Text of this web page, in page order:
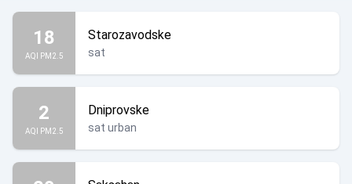
18
AQI PM2.5
Starozavodske
sat
2
AQI PM2.5
Dniprovske
sat urban